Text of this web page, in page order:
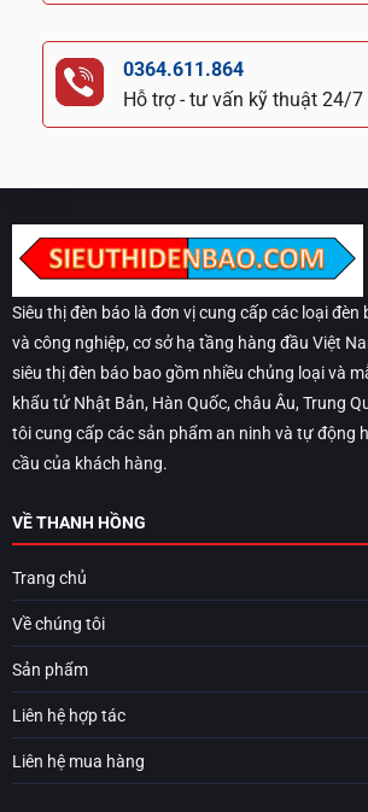
0364.611.864
Hỗ trợ - tư vấn kỹ thuật 24/7
Siêu thị đèn báo là đơn vị cung cấp các loại
và công nghiệp, cơ sở hạ tầng hàng đầu Việt
siêu thị đèn báo bao gồm nhiều chủng loại và
khẩu tử Nhật Bản, Hàn Quốc, châu Âu, Trung
tôi cung cấp các sản phẩm an ninh và tự động
cầu của khách hàng.
VỀ THANH HỒNG
Trang chủ
Về chúng tôi
Sản phẩm
Liên hệ hợp tác
Liên hệ mua hàng